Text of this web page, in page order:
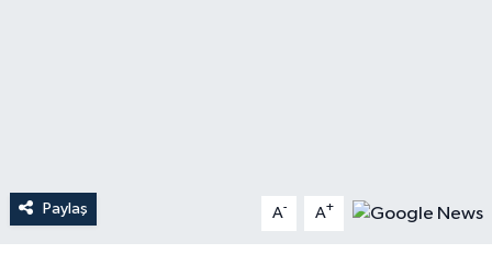
Paylaş A- A+